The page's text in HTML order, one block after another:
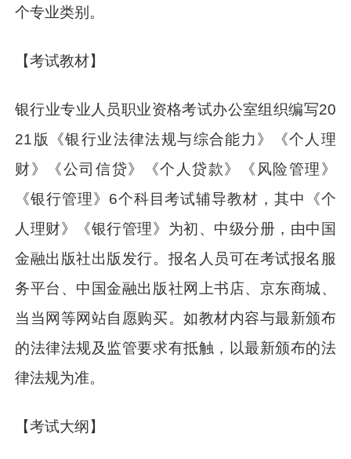
个专业类别。
【考试教材】
银行业专业人员职业资格考试办公室组织编写20
21版《银行业法律法规与综合能力》《个人理
财》《公司信贷》《个人贷款》《风险管理》
《银行管理》6个科目考试辅导教材，其中《个
人理财》《银行管理》为初、中级分册，由中国
金融出版社出版发行。报名人员可在考试报名服
务平台、中国金融出版社网上书店、京东商城、
当当网等网站自愿购买。如教材内容与最新颁布
的法律法规及监管要求有抵触，以最新颁布的法
律法规为准。
【考试大纲】